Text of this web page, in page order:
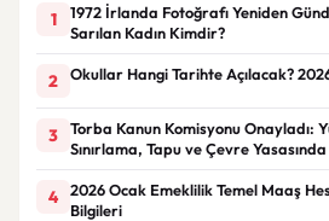
1
1972 İrlanda Fotoğrafı Yeniden
Sarılan Kadın Kimdir?
2 Okullar Hangi Tarihte Açılacak?
3
Torba Kanun Komisyonu Onayladı:
Sınırlama, Tapu ve Çevre
4
2026 Ocak Emeklilik Temel Maaş
Bilgileri